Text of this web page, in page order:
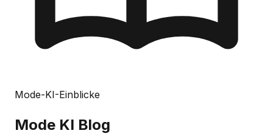
Mode-KI-Einblicke
Mode KI Blog